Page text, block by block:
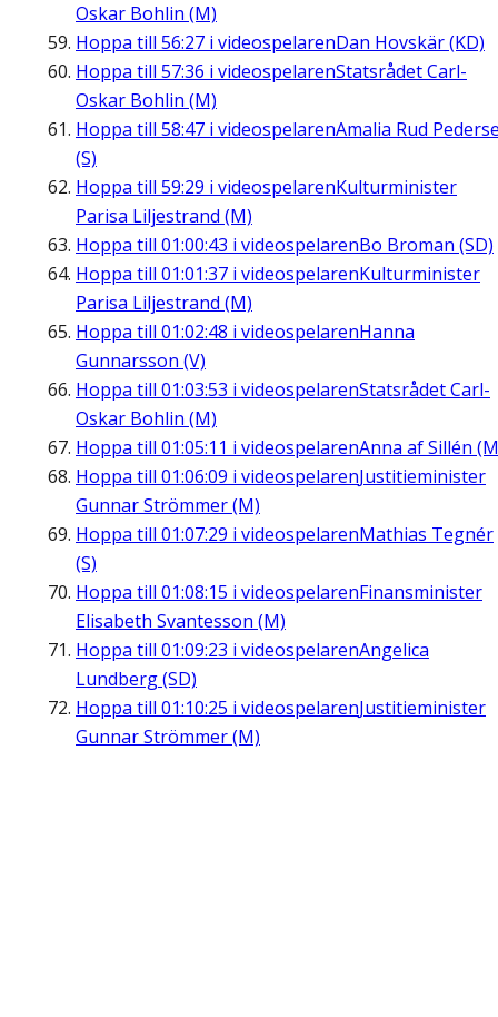
Oskar Bohlin (M)
Hoppa till 56:27 i videospelarenDan Hovskär (KD)
Hoppa till 57:36 i videospelarenStatsrådet Carl-
Oskar Bohlin (M)
Hoppa till 58:47 i videospelarenAmalia Rud
(S)
Hoppa till 59:29 i videospelarenKulturminister
Parisa Liljestrand (M)
Hoppa till 01:00:43 i videospelarenBo Broman (SD)
Hoppa till 01:01:37 i videospelarenKulturminister
Parisa Liljestrand (M)
Hoppa till 01:02:48 i videospelarenHanna
Gunnarsson (V)
Hoppa till 01:03:53 i videospelarenStatsrådet Carl-
Oskar Bohlin (M)
Hoppa till 01:05:11 i videospelarenAnna af Sillén
Hoppa till 01:06:09 i videospelarenJustitieminister
Gunnar Strömmer (M)
Hoppa till 01:07:29 i videospelarenMathias Tegnér
(S)
Hoppa till 01:08:15 i videospelarenFinansminister
Elisabeth Svantesson (M)
Hoppa till 01:09:23 i videospelarenAngelica
Lundberg (SD)
Hoppa till 01:10:25 i videospelarenJustitieminister
Gunnar Strömmer (M)